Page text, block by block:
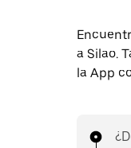
a Silao.
la App